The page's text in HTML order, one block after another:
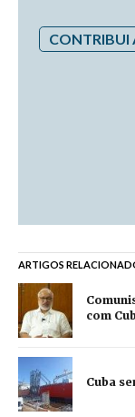
CONTRIBUI
ARTIGOS
com
Cuba